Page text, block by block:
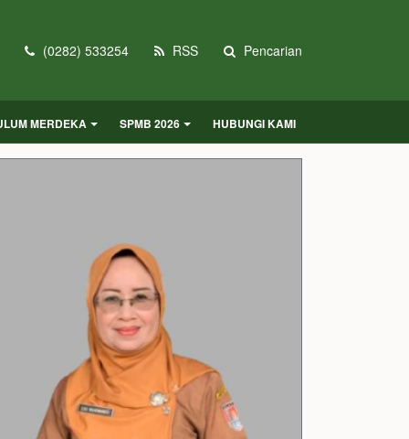
(0282) 533254 RSS Pencarian
MERDEKA SPMB 2026 HUBUNGI KAMI